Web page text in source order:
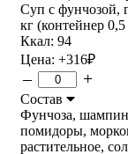
Суп с фунчозой,
кг (контейнер
Ккал: 94
Цена: +316₽
– +
Состав
Фунчоза,
помидоры,
растительное,